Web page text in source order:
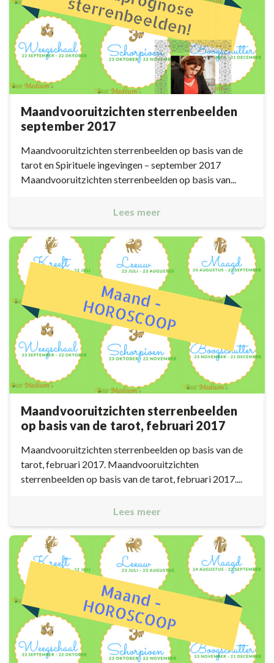
Maandvooruitzichten sterrenbeelden
september 2017
Maandvooruitzichten sterrenbeelden op basis van de
tarot en Spirituele ingevingen – september 2017
Maandvooruitzichten sterrenbeelden op basis van...
Lees meer
Maandvooruitzichten sterrenbeelden
op basis van de tarot, februari 2017
Maandvooruitzichten sterrenbeelden op basis van de
tarot, februari 2017. Maandvooruitzichten
sterrenbeelden op basis van de tarot, februari 2017....
Lees meer